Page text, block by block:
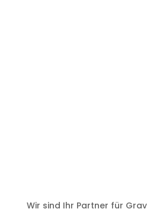
Wir sind Ihr Partner für